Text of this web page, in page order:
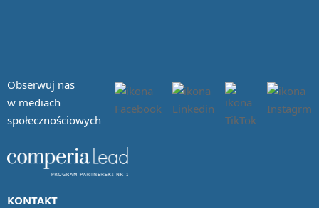
Obserwuj nas
w mediach
społecznościowych
KONTAKT